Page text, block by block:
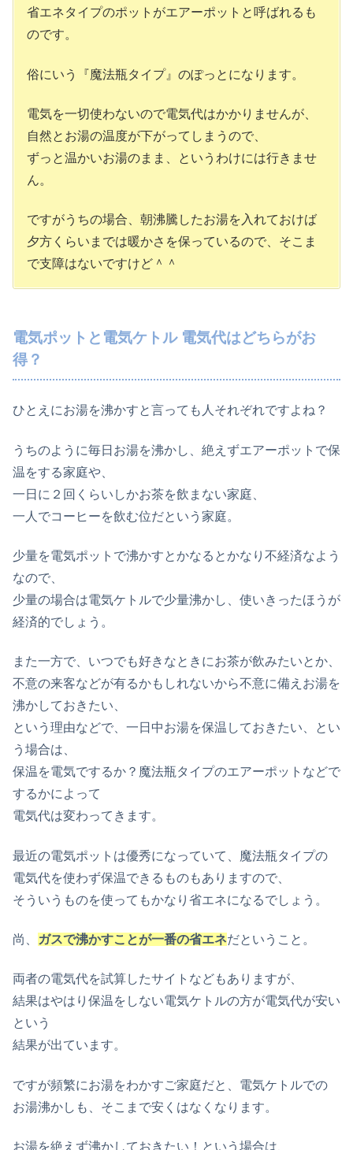
省エネタイプのポットがエアーポットと呼ばれるも
のです。
俗にいう『魔法瓶タイプ』のぽっとになります。
電気を一切使わないので電気代はかかりませんが、
自然とお湯の温度が下がってしまうので、
ずっと温かいお湯のまま、というわけには行きませ
ん。
ですがうちの場合、朝沸騰したお湯を入れておけば
夕方くらいまでは暖かさを保っているので、そこま
で支障はないですけど＾＾
電気ポットと電気ケトル 電気代はどちらがお
得？
ひとえにお湯を沸かすと言っても人それぞれですよね？
うちのように毎日お湯を沸かし、絶えずエアーポットで保
温をする家庭や、
一日に２回くらいしかお茶を飲まない家庭、
一人でコーヒーを飲む位だという家庭。
少量を電気ポットで沸かすとかなるとかなり不経済なよう
なので、
少量の場合は電気ケトルで少量沸かし、使いきったほうが
経済的でしょう。
また一方で、いつでも好きなときにお茶が飲みたいとか、
不意の来客などが有るかもしれないから不意に備えお湯を
沸かしておきたい、
という理由などで、一日中お湯を保温しておきたい、とい
う場合は、
保温を電気でするか？魔法瓶タイプのエアーポットなどで
するかによって
電気代は変わってきます。
最近の電気ポットは優秀になっていて、魔法瓶タイプの
電気代を使わず保温できるものもありますので、
そういうものを使ってもかなり省エネになるでしょう。
尚、 ガスで沸かすことが一番の省エネだということ。
両者の電気代を試算したサイトなどもありますが、
結果はやはり保温をしない電気ケトルの方が電気代が安い
という
結果が出ています。
ですが頻繁にお湯をわかすご家庭だと、電気ケトルでの
お湯沸かしも、そこまで安くはなくなります。
お湯を絶えず沸かしておきたい！という場合は、